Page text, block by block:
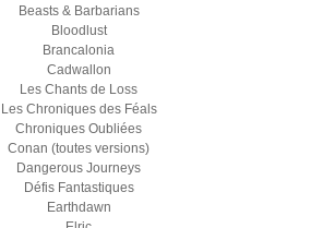
Beasts & Barbarians
Bloodlust
Brancalonia
Cadwallon
Les Chants de Loss
Les Chroniques des Féals
Chroniques Oubliées
Conan (toutes versions)
Dangerous Journeys
Défis Fantastiques
Earthdawn